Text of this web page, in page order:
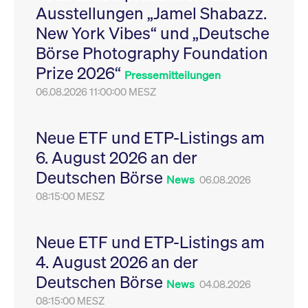
Ausstellungen „Jamel Shabazz.
New York Vibes“ und „Deutsche
Börse Photography Foundation
Prize 2026“ Pressemitteilungen
06.08.2026 11:00:00 MESZ
Neue ETF und ETP-Listings am
6. August 2026 an der
Deutschen Börse News 06.08.2026
08:15:00 MESZ
Neue ETF und ETP-Listings am
4. August 2026 an der
Deutschen Börse News 04.08.2026
08:15:00 MESZ
Leistung der Website
zu messen. Es handelt
sich um ein Muster-
Cookie, bei dem auf
das Präfix _pk_ses
eine kurze Reihe von
VISITOR_PRIVACY_METADATA
YouTube
.youtube.com
6
Monate
Dieses Cookie dient
Speicherung der
Einwilligungs- und
des Nutzers für ihre
Interaktion mit der
Sitzungen geehrt